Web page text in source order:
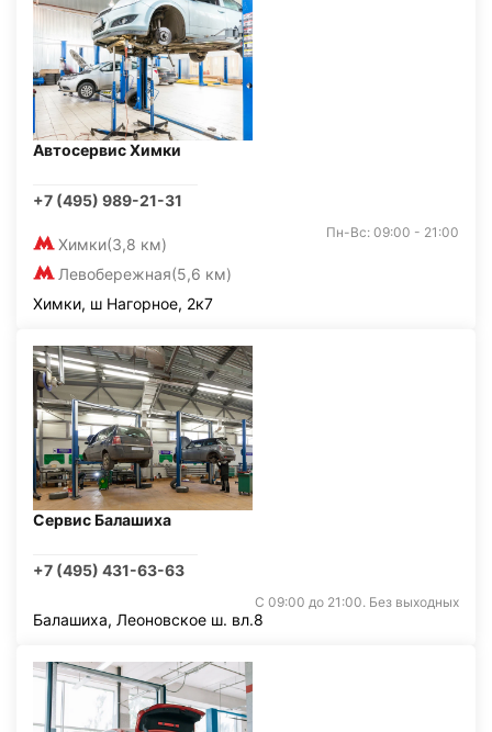
Автосервис Химки
+7 (495) 989-21-31
Химки(3,8 км)
Левобережная(5,6 км)
Пн-Вс: 09:00 - 21:00
Химки, ш Нагорное, 2к7
Сервис Балашиха
+7 (495) 431-63-63
С 09:00 до 21:00. Без выходных
Балашиха, Леоновское ш. вл.8